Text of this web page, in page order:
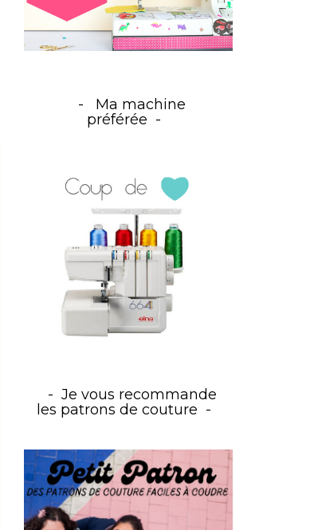
Ma machine
préférée
Je vous recommande
les patrons de couture